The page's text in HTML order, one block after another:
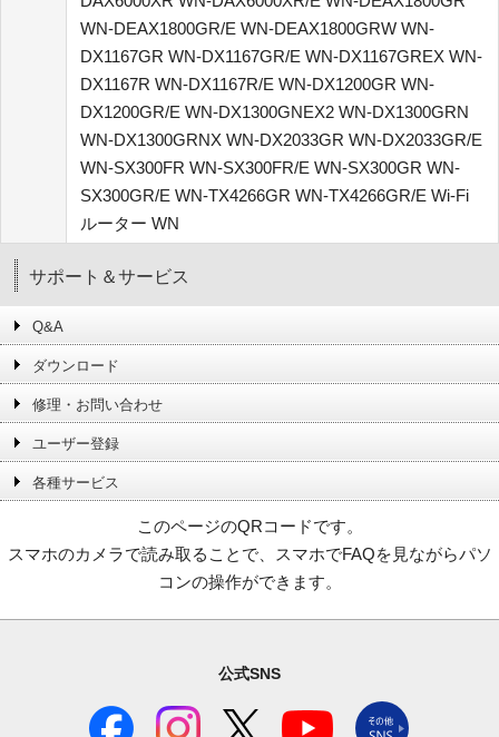
WN-DEAX1800GR/E WN-DEAX1800GRW WN-
DX1167GR WN-DX1167GR/E WN-DX1167GREX WN-
DX1167R WN-DX1167R/E WN-DX1200GR WN-
DX1200GR/E WN-DX1300GNEX2 WN-DX1300GRN
WN-DX1300GRNX WN-DX2033GR WN-DX2033GR/E
WN-SX300FR WN-SX300FR/E WN-SX300GR WN-
SX300GR/E WN-TX4266GR WN-TX4266GR/E Wi-Fi
ルーター WN
サポート＆サービス
Q&A
ダウンロード
修理・お問い合わせ
ユーザー登録
各種サービス
このページのQRコードです。
スマホのカメラで読み取ることで、スマホでFAQを見ながらパソ
コンの操作ができます。
公式SNS